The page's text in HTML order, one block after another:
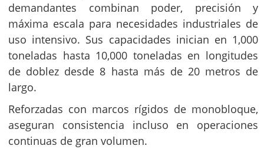
demandantes combinan poder, precisión y
máxima escala para necesidades industriales de
uso intensivo. Sus capacidades inician en 1,000
toneladas hasta 10,000 toneladas en longitudes
de doblez desde 8 hasta más de 20 metros de
largo.
Reforzadas con marcos rígidos de monobloque,
aseguran consistencia incluso en operaciones
continuas de gran volumen.